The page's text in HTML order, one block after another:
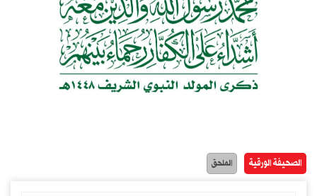
الصحيفة الورقية الملحق